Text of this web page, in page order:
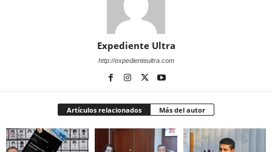
Expediente Ultra
http://expedienteultra.com
Artículos relacionados Más del autor